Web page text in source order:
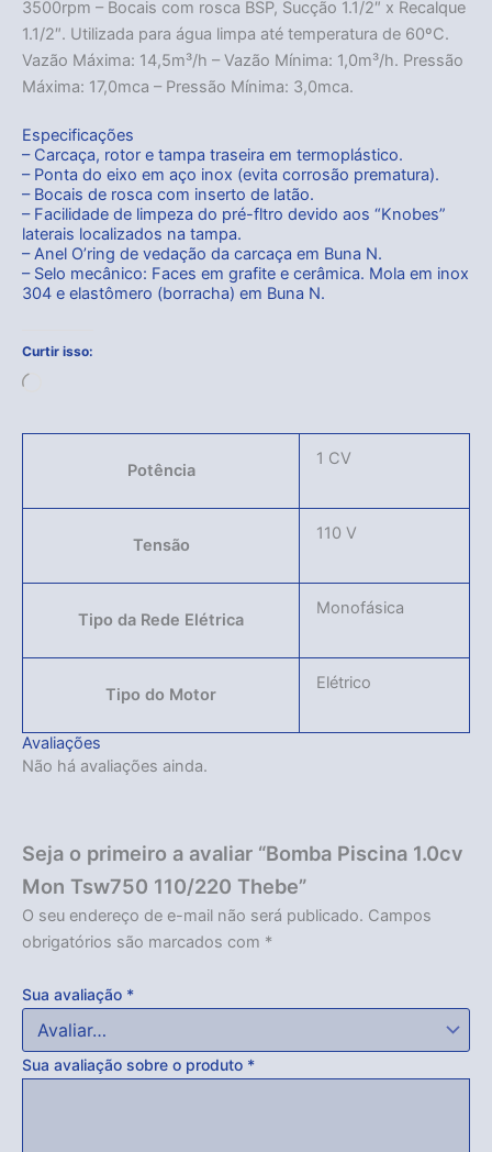
Acabou
3500rpm – Bocais com rosca BSP, Sucção 1.1/2″ x Recalque
1.1/2″. Utilizada para água limpa até temperatura de 60ºC.
Vazão Máxima: 14,5m³/h – Vazão Mínima: 1,0m³/h. Pressão
Máxima: 17,0mca – Pressão Mínima: 3,0mca.
Especificações
– Carcaça, rotor e tampa traseira em termoplástico.
– Ponta do eixo em aço inox (evita corrosão prematura).
– Bocais de rosca com inserto de latão.
– Facilidade de limpeza do pré-fltro devido aos “Knobes”
laterais localizados na tampa.
– Anel O’ring de vedação da carcaça em Buna N.
– Selo mecânico: Faces em grafite e cerâmica. Mola em inox
304 e elastômero (borracha) em Buna N.
Curtir isso:
Potência
1 CV
Tensão
110 V
Tipo da Rede Elétrica
Monofásica
Tipo do Motor
Elétrico
Avaliações
Não há avaliações ainda.
Seja o primeiro a avaliar “Bomba Piscina 1.0cv
Mon Tsw750 110/220 Thebe”
O seu endereço de e-mail não será publicado. Campos
obrigatórios são marcados com *
Sua avaliação *
Sua avaliação sobre o produto *